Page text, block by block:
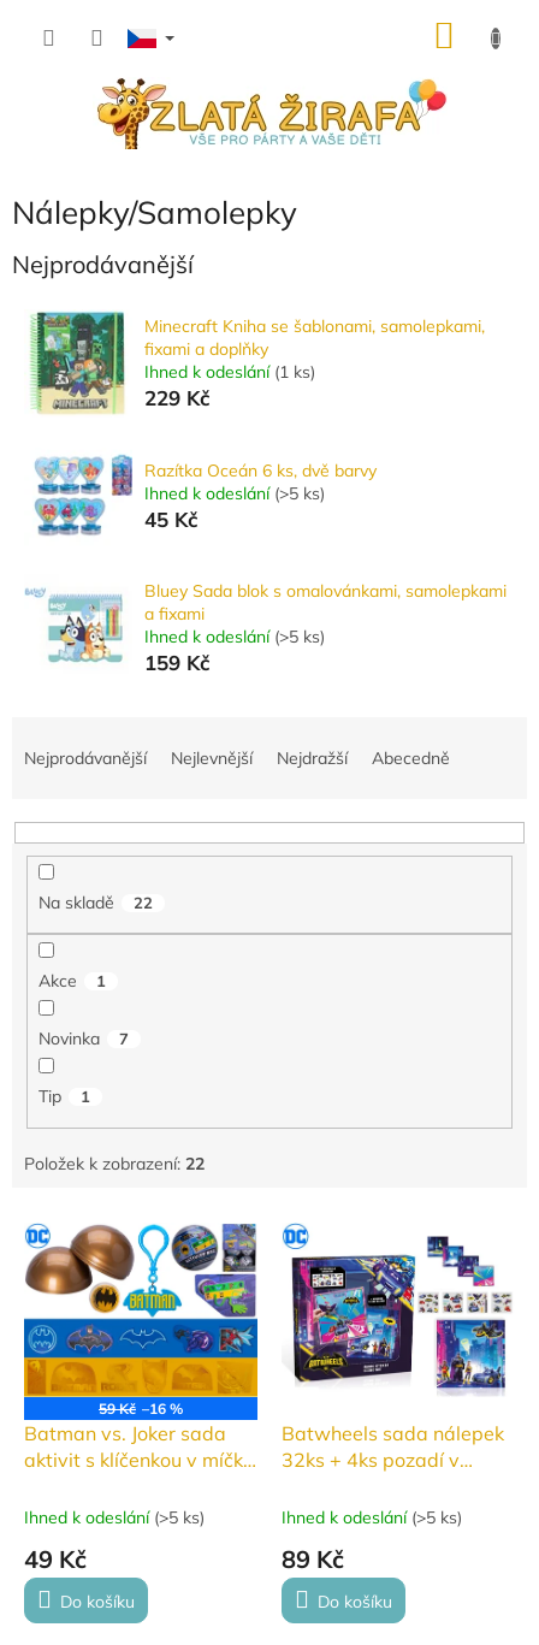
Nálepky/Samolepky
Nejprodávanější
Minecraft Kniha se šablonami, samolepkami,
fixami a doplňky
Ihned k odeslání (1 ks)
229 Kč
Razítka Oceán 6 ks, dvě barvy
Ihned k odeslání (>5 ks)
45 Kč
Bluey Sada blok s omalovánkami, samolepkami
a fixami
Ihned k odeslání (>5 ks)
159 Kč
n
Nejprodávanější Nejlevnější Nejdražší Abecedně
Na skladě 22
Akce 1
Novinka 7
Tip 1
Položek k zobrazení: 22
V
p
u
59 Kč –16 %
Batman vs. Joker sada
aktivit s klíčenkou v míčku
Ihned k odeslání (>5 ks)
49 Kč
Do košíku
Batwheels sada nálepek
32ks + 4ks pozadí v
Ihned k odeslání (>5 ks)
89 Kč
Do košíku